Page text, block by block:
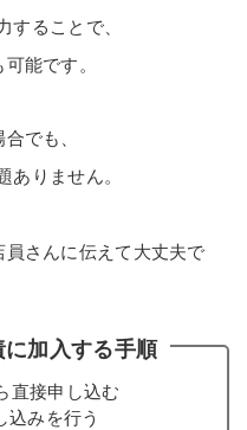
することで、
能です。
でも、
ありません。
員さんに伝えて大丈夫で
加入する手順
直接申し込む
込みを行う